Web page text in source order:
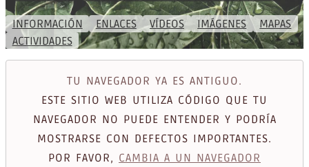
INFORMACIÓN ENLACES VÍDEOS IMÁGENES
MAPAS
ACTIVIDADES
TU NAVEGADOR YA ES ANTIGUO.
ESTE SITIO WEB UTILIZA CÓDIGO QUE TU
NAVEGADOR NO PUEDE ENTENDER Y PODRÍA
MOSTRARSE CON DEFECTOS IMPORTANTES.
POR FAVOR, CAMBIA A UN NAVEGADOR